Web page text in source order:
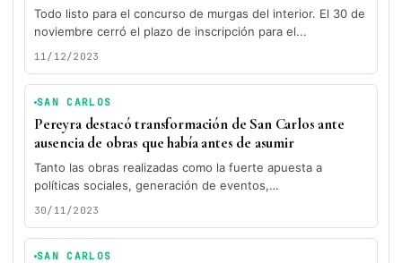
Todo listo para el concurso de murgas del interior. El 30 de
noviembre cerró el plazo de inscripción para el...
11/12/2023
SAN CARLOS
Pereyra destacó transformación de San Carlos ante
ausencia de obras que había antes de asumir
Tanto las obras realizadas como la fuerte apuesta a
políticas sociales, generación de eventos,
emprendedurismo, capital del deporte y gobierno...
30/11/2023
SAN CARLOS